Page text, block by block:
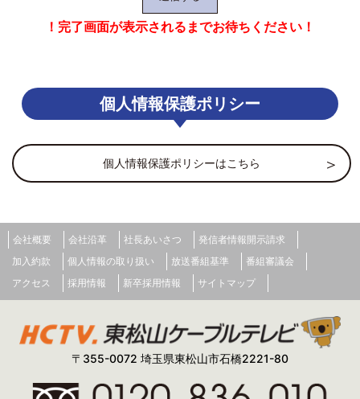
！完了画面が表示されるまでお待ちください！
個人情報保護ポリシー
個人情報保護ポリシーはこちら
会社概要 会社沿革 社長あいさつ
発信者情報開示請求
加入約款
個人情報の取り扱い 放送番組基準
番組審議会
アクセス
採用情報 新卒採用情報 サイトマップ
〒355-0072 埼玉県東松山市石橋2221-80